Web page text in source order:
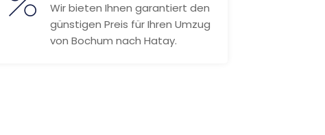
Wir bieten Ihnen garantiert den
günstigen Preis für Ihren Umzug
von Bochum nach Hatay.